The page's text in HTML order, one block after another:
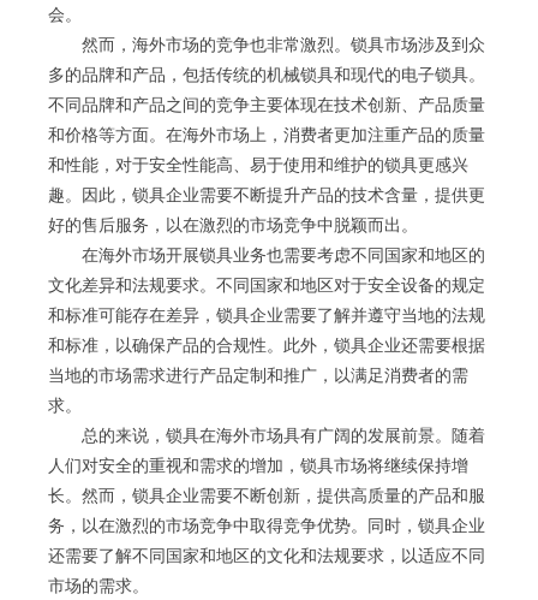
会。
然而，海外市场的竞争也非常激烈。锁具市场涉及到众
多的品牌和产品，包括传统的机械锁具和现代的电子锁具。
不同品牌和产品之间的竞争主要体现在技术创新、产品质量
和价格等方面。在海外市场上，消费者更加注重产品的质量
和性能，对于安全性能高、易于使用和维护的锁具更感兴
趣。因此，锁具企业需要不断提升产品的技术含量，提供更
好的售后服务，以在激烈的市场竞争中脱颖而出。
在海外市场开展锁具业务也需要考虑不同国家和地区的
文化差异和法规要求。不同国家和地区对于安全设备的规定
和标准可能存在差异，锁具企业需要了解并遵守当地的法规
和标准，以确保产品的合规性。此外，锁具企业还需要根据
当地的市场需求进行产品定制和推广，以满足消费者的需
求。
总的来说，锁具在海外市场具有广阔的发展前景。随着
人们对安全的重视和需求的增加，锁具市场将继续保持增
长。然而，锁具企业需要不断创新，提供高质量的产品和服
务，以在激烈的市场竞争中取得竞争优势。同时，锁具企业
还需要了解不同国家和地区的文化和法规要求，以适应不同
市场的需求。